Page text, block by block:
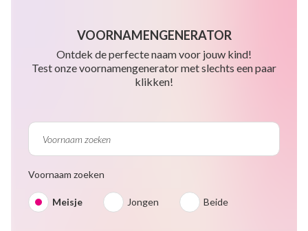
VOORNAMENGENERATOR
Ontdek de perfecte naam voor jouw kind!
Test onze voornamengenerator met slechts een paar
klikken!
Voornaam zoeken
Meisje Jongen Beide